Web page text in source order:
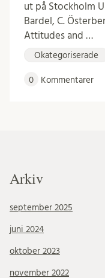
ut på Stockholm
Bardel, C.
Attitudes and …
Okategoriserade
0 Kommentarer
Arkiv
september 2025
juni 2024
oktober 2023
november 2022